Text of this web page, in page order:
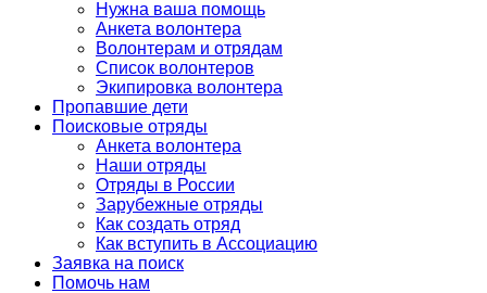
Нужна ваша помощь
Анкета волонтера
Волонтерам и отрядам
Список волонтеров
Экипировка волонтера
Пропавшие дети
Поисковые отряды
Анкета волонтера
Наши отряды
Отряды в России
Зарубежные отряды
Как создать отряд
Как вступить в Ассоциацию
Заявка на поиск
Помочь нам